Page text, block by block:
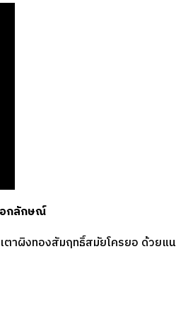
อกลักษณ์
ตาผิงทองสัมฤทธิ์สมัยโครยอ ด้วย